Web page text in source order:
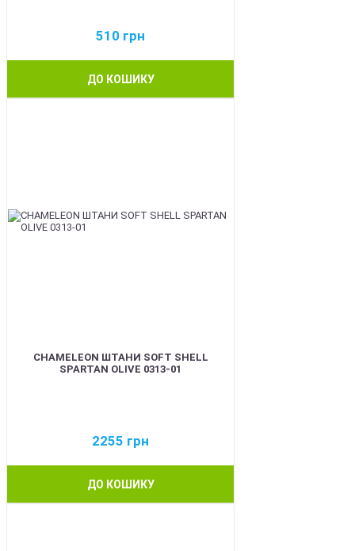
510 грн
ДО КОШИКУ
CHAMELEON ШТАНИ SOFT SHELL
SPARTAN OLIVE 0313-01
2255 грн
ДО КОШИКУ